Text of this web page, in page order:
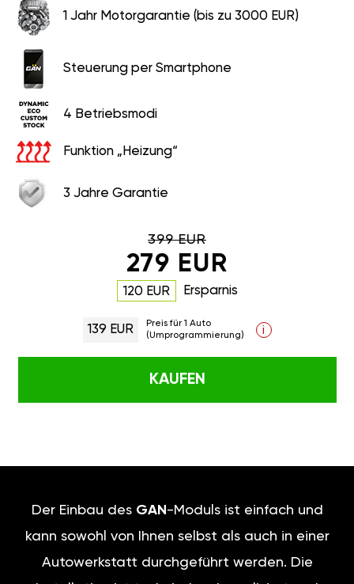
1 Jahr Motorgarantie (bis zu 3000 EUR)
Steuerung per Smartphone
4 Betriebsmodi
Funktion „Heizung“
3 Jahre Garantie
399 EUR
279 EUR
120 EUR Ersparnis
139 EUR
Preis für 1 Auto
(Umprogrammierung)
i
KAUFEN
Der Einbau des GAN -Moduls ist einfach und
kann sowohl von Ihnen selbst als auch in einer
Autowerkstatt durchgeführt werden. Die